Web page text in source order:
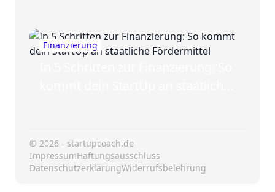
Finanzierung
© 2026 - startupcoach.de
ImpressumHaftungsausschluss
DatenschutzerklärungWiderrufsbelehrung